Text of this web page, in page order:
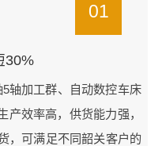
01
30%
轴加工群、自动数控车床
产效率高，供货能力强，
，可满足不同韶关客户的